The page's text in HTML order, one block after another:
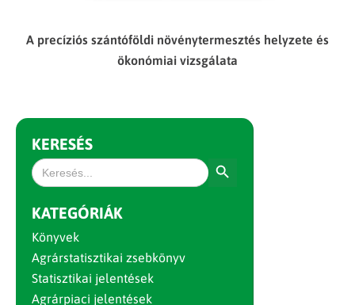
A precíziós szántóföldi növénytermesztés helyzete és
ökonómiai vizsgálata
KERESÉS
Search
for:
KATEGÓRIÁK
Könyvek
Agrárstatisztikai zsebkönyv
Statisztikai jelentések
Agrárpiaci jelentések